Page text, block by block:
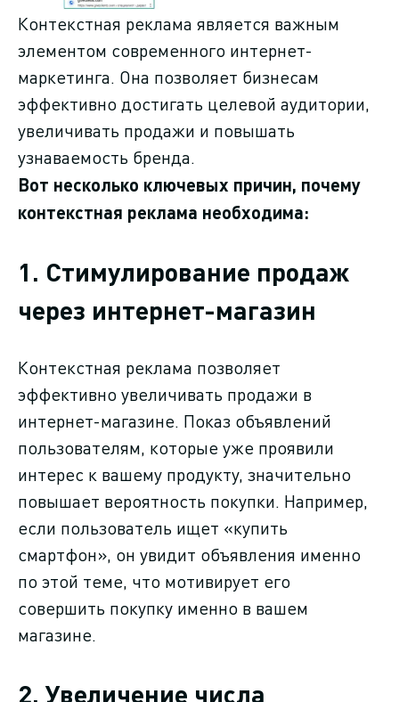
Контекстная реклама является важным
элементом современного интернет-
маркетинга. Она позволяет бизнесам
эффективно достигать целевой аудитории,
увеличивать продажи и повышать
узнаваемость бренда.
Вот несколько ключевых причин, почему
контекстная реклама необходима:
1. Стимулирование продаж
через интернет-магазин
Контекстная реклама позволяет
эффективно увеличивать продажи в
интернет-магазине. Показ объявлений
пользователям, которые уже проявили
интерес к вашему продукту, значительно
повышает вероятность покупки. Например,
если пользователь ищет «купить
смартфон», он увидит объявления именно
по этой теме, что мотивирует его
совершить покупку именно в вашем
магазине.
2. Увеличение числа